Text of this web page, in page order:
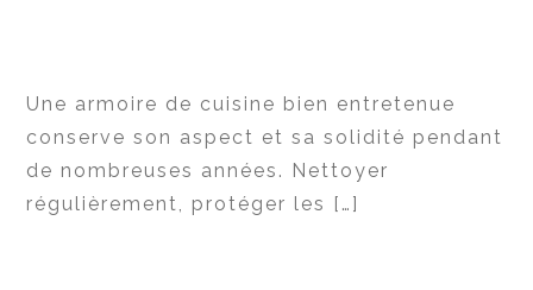
Une armoire de cuisine bien entretenue
conserve son aspect et sa solidité pendant
de nombreuses années. Nettoyer
régulièrement, protéger les […]